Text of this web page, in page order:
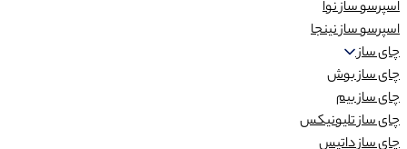
اسپرسو ساز نوا
اسپرسو ساز نینجا
چای ساز
چای ساز بوش
چای ساز بیم
چای ساز تلیونیکس
چای ساز داتیس